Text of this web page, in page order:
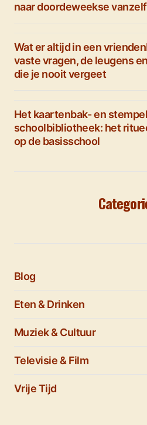
naar doordeweekse
Wat er altijd in een
vaste vragen, de leugens
die je nooit vergeet
Het kaartenbak- en
schoolbibliotheek: het
op de basisschool
Blog
Eten & Drinken
Muziek & Cultuur
Televisie & Film
Vrije Tijd